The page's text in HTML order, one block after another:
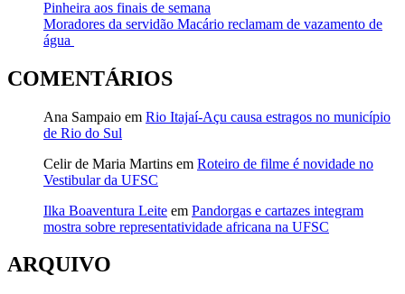
Pinheira aos finais de semana
Moradores da servidão Macário reclamam de vazamento de
água
COMENTÁRIOS
Ana Sampaio em Rio Itajaí-Açu causa estragos no município
de Rio do Sul
Celir de Maria Martins em Roteiro de filme é novidade no
Vestibular da UFSC
Ilka Boaventura Leite em Pandorgas e cartazes integram
mostra sobre representatividade africana na UFSC
ARQUIVO